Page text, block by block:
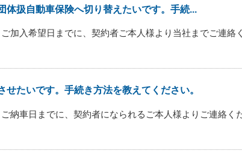
体扱自動車保険へ切り替えたいです。手続...
加入希望日までに、契約者ご本人様より当社までご連絡
せたいです。手続き方法を教えてください。
納車日までに、契約者になられるご本人様よりご連絡く